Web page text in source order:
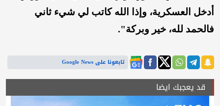
أدخل العسكرية، وإذا الله كاتب لي شيء ثاني
فالحمد لله، خير وبركة".
تابعونا على Google News
قد يعجبك ايضا